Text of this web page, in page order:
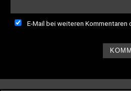
E-Mail bei weiteren Kommentaren